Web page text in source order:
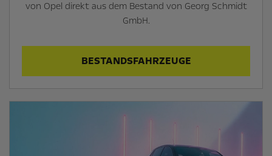
von Opel direkt aus dem Bestand von Georg Schmidt
GmbH.
BESTANDSFAHRZEUGE